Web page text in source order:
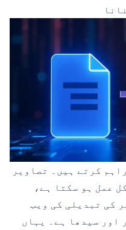
کرتے ہیں۔ تصاویر
عمل ہو سکتا ہے،
کی تبدیلی کی ویب
اور سیدھا ہے۔ یہاں